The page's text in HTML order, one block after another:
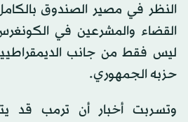
النظر في مصير الصندوق
القضاء والمشرعين في
ليس فقط من جانب
حزبه الجمهوري.
وتسربت أخبار أن ترمب قد